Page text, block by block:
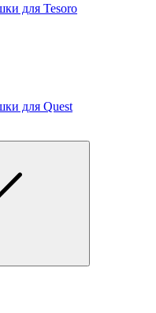
для Tesoro
для Quest